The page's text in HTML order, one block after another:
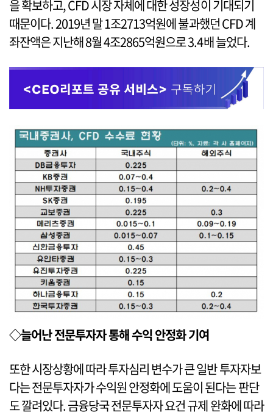
을 확보하고, CFD 시장 자체에 대한 성장성이 기대되기
때문이다. 2019년 말 1조2713억원에 불과했던 CFD 계
좌잔액은 지난해 8월 4조2865억원으로 3.4배 늘었다.
◇늘어난 전문투자자 통해 수익 안정화 기여
또한 시장상황에 따라 투자심리 변수가 큰 일반 투자자보
다는 전문투자자가 수익원 안정화에 도움이 된다는 판단
도 깔려있다. 금융당국 전문투자자 요건 규제 완화에 따라